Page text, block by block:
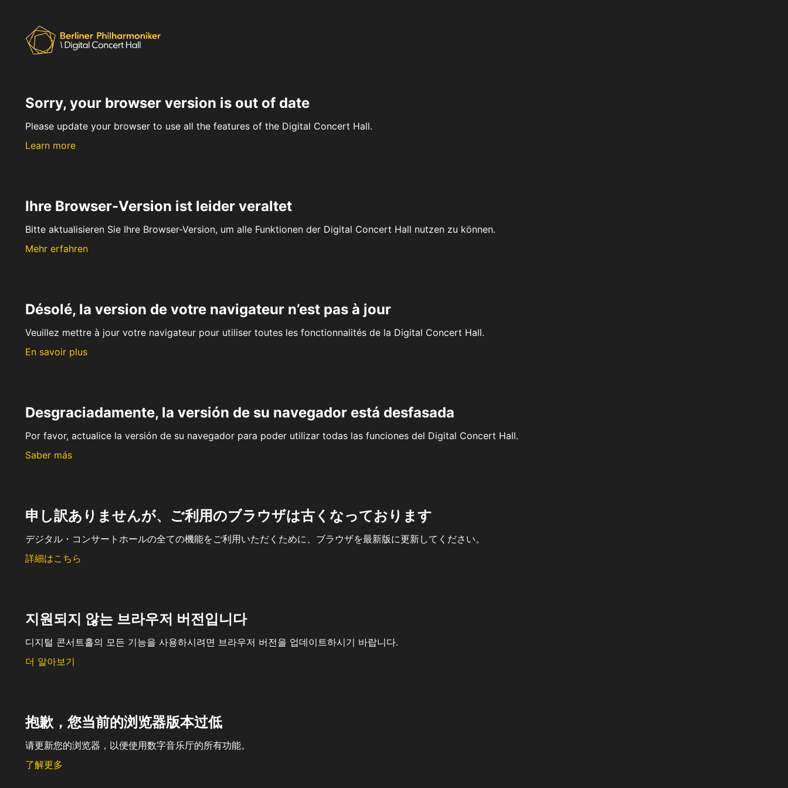
Sorry, your browser version is out of date
Please update your browser to use all the features of the Digital Concert Hall.
Learn more
Ihre Browser-Version ist leider veraltet
Bitte aktualisieren Sie Ihre Browser-Version, um alle Funktionen der Digital Concert Hall nutzen zu können.
Mehr erfahren
Désolé, la version de votre navigateur n’est pas à jour
Veuillez mettre à jour votre navigateur pour utiliser toutes les fonctionnalités de la Digital Concert Hall.
En savoir plus
Desgraciadamente, la versión de su navegador está desfasada
Por favor, actualice la versión de su navegador para poder utilizar todas las funciones del Digital Concert Hall.
Saber más
申し訳ありませんが、ご利用のブラウザは古くなっております
デジタル・コンサートホールの全ての機能をご利用いただくために、ブラウザを最新版に更新してください。
詳細はこちら
지원되지 않는 브라우저 버전입니다
디지털 콘서트홀의 모든 기능을 사용하시려면 브라우저 버전을 업데이트하시기 바랍니다.
더 알아보기
抱歉，您当前的浏览器版本过低
请更新您的浏览器，以便使用数字音乐厅的所有功能。
了解更多